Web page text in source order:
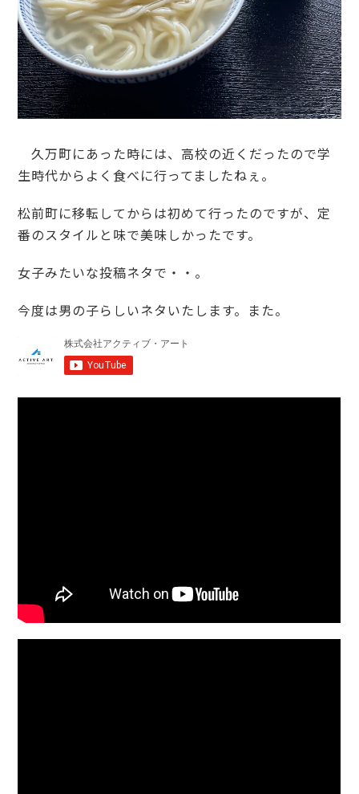
久万町にあった時には、高校の近くだったので学
生時代からよく食べに行ってましたねぇ。
松前町に移転してからは初めて行ったのですが、定
番のスタイルと味で美味しかったです。
女子みたいな投稿ネタで・・。
今度は男の子らしいネタいたします。また。